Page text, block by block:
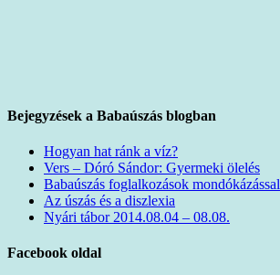
Bejegyzések a Babaúszás blogban
Hogyan hat ránk a víz?
Vers – Dóró Sándor: Gyermeki ölelés
Babaúszás foglalkozások mondókázással
Az úszás és a diszlexia
Nyári tábor 2014.08.04 – 08.08.
Facebook oldal